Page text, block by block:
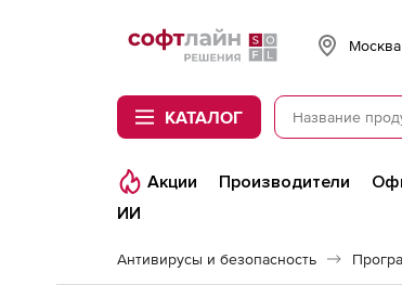
Softline
Москва
КАТАЛОГ
Акции Производители
ИИ
Антивирусы и безопасность